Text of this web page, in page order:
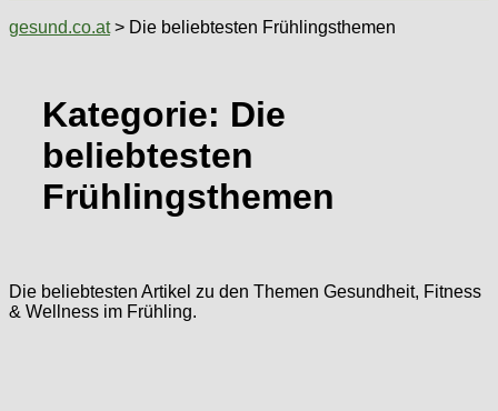
gesund.co.at> Die beliebtesten Frühlingsthemen
Kategorie: Die
beliebtesten
Frühlingsthemen
Die beliebtesten Artikel zu den Themen Gesundheit, Fitness
& Wellness im Frühling.